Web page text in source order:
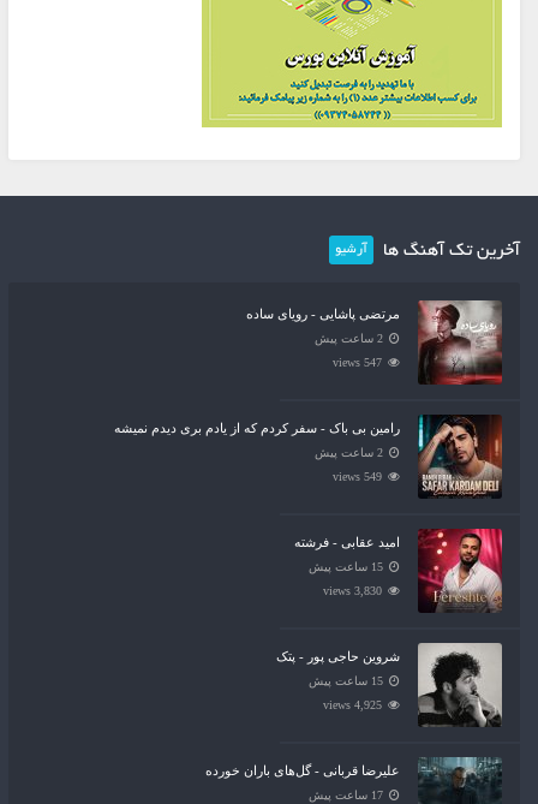
آخرین تک آهنگ ها آرشیو
مرتضی پاشایی - رویای ساده
2 ساعت پیش
547 views
رامین بی باک - سفر کردم که از یادم بری دیدم نمیشه
2 ساعت پیش
549 views
امید عقابی - فرشته
15 ساعت پیش
3,830 views
شروین حاجی پور - پتک
15 ساعت پیش
4,925 views
علیرضا قربانی - گل‌های باران خورده
17 ساعت پیش